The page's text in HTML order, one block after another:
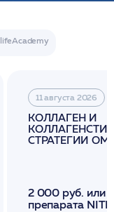
11 августа 2026
КОЛЛАГЕН И
СТРАТЕГИИ
2 000 руб. или
препарата